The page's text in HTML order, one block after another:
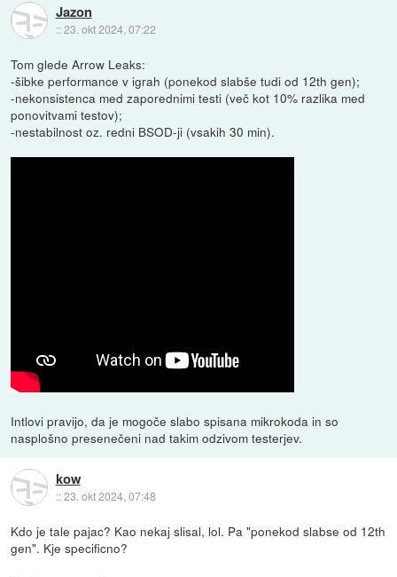
Jazon
::23. okt 2024, 07:22
Tom glede Arrow Leaks:
-šibke performance v igrah (ponekod slabše tudi od 12th gen);
-nekonsistenca med zaporednimi testi (več kot 10% razlika med
ponovitvami testov);
-nestabilnost oz. redni BSOD-ji (vsakih 30 min).
Intlovi pravijo, da je mogoče slabo spisana mikrokoda in so
nasplošno presenečeni nad takim odzivom testerjev.
kow
::23. okt 2024, 07:48
Kdo je tale pajac? Kao nekaj slisal, lol. Pa "ponekod slabse od 12th
gen". Kje specificno?